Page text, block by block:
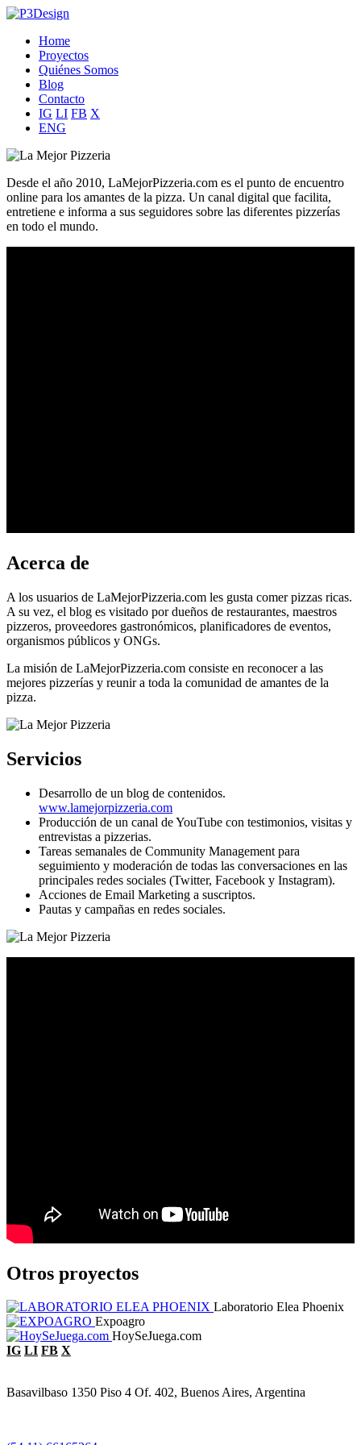
Home
Proyectos
Quiénes Somos
Blog
Contacto
IG LI FB X
ENG
Desde el año 2010, LaMejorPizzeria.com es el punto de encuentro
online para los amantes de la pizza. Un canal digital que facilita,
entretiene e informa a sus seguidores sobre las diferentes pizzerías
en todo el mundo.
Acerca de
A los usuarios de LaMejorPizzeria.com les gusta comer pizzas ricas.
A su vez, el blog es visitado por dueños de restaurantes, maestros
pizzeros, proveedores gastronómicos, planificadores de eventos,
organismos públicos y ONGs.
La misión de LaMejorPizzeria.com consiste en reconocer a las
mejores pizzerías y reunir a toda la comunidad de amantes de la
pizza.
Servicios
Desarrollo de un blog de contenidos.
www.lamejorpizzeria.com
Producción de un canal de YouTube con testimonios, visitas y
entrevistas a pizzerias.
Tareas semanales de Community Management para
seguimiento y moderación de todas las conversaciones en las
principales redes sociales (Twitter, Facebook y Instagram).
Acciones de Email Marketing a suscriptos.
Pautas y campañas en redes sociales.
Otros proyectos
Laboratorio Elea Phoenix
Expoagro
HoySeJuega.com
IG LI FB X
Basavilbaso 1350 Piso 4 Of. 402, Buenos Aires, Argentina